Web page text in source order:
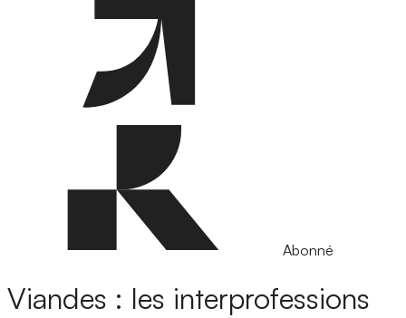
Abonné
Viandes : les interprofessions